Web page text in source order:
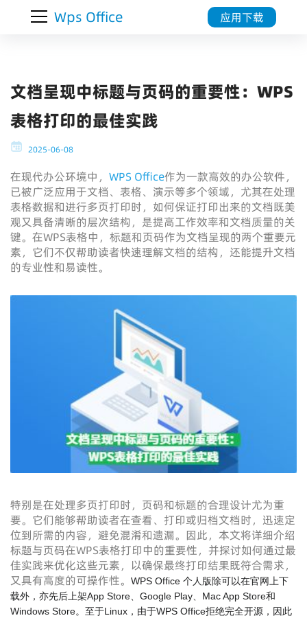
Wps Office 应用下载
文档呈现中标题与页码的重要性：WPS
表格打印的最佳实践
2025-06-08
在现代办公环境中， WPS Office作为一款高效的办公软件，
已被广泛应用于文档、表格、演示等多个领域，尤其在处理
表格数据和进行多页打印时，如何保证打印出来的文档既美
观又具备清晰的层次结构，是提高工作效率和文档质量的关
键。在WPS表格中，标题和页码作为文档呈现的两个重要元
素，它们不仅帮助读者快速理解文档的结构，还能提升文档
的专业性和易读性。
特别是在处理多页打印时，页码和标题的合理设计尤为重
要。它们能够帮助读者在查看、打印或归档文档时，迅速定
位到所需的内容，避免混淆和遗漏。因此，本文将详细介绍
标题与页码在WPS表格打印中的重要性，并探讨如何通过最
佳实践来优化这些元素，以确保最终打印结果既符合需求，
又具有高度的可操作性。
WPS Office 个人版除可以在官网上下
载外，亦先后上架App Store、Google Play、Mac App Store和
Windows Store。至于Linux，由于WPS Office拒绝完全开源，因此